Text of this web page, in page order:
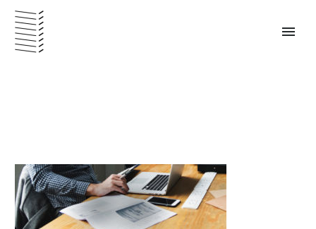
PANAMÁ – ESPAÑOL